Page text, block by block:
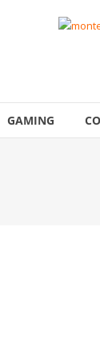
GAMING